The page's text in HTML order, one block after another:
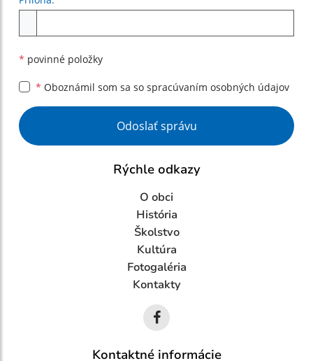
* povinné položky
* Oboznámil som sa so spracúvaním osobných údajov
Google reCaptcha Response
Odoslať správu
Rýchle odkazy
O obci
História
Školstvo
Kultúra
Fotogaléria
Kontakty
Kontaktné informácie